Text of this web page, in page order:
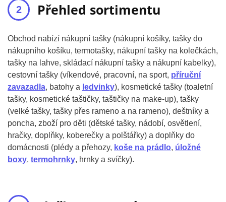
Přehled sortimentu
Obchod nabízí nákupní tašky (nákupní košíky, tašky do
nákupního košíku, termotašky, nákupní tašky na kolečkách,
tašky na lahve, skládací nákupní tašky a nákupní kabelky),
cestovní tašky (víkendové, pracovní, na sport, příruční
zavazadla, batohy a ledvinky), kosmetické tašky (toaletní
tašky, kosmetické taštičky, taštičky na make-up), tašky
(velké tašky, tašky přes rameno a na rameno), deštníky a
poncha, zboží pro děti (dětské tašky, nádobí, osvětlení,
hračky, doplňky, koberečky a polštářky) a doplňky do
domácnosti (plédy a přehozy, koše na prádlo, úložné
boxy, termohrnky, hrnky a svíčky).